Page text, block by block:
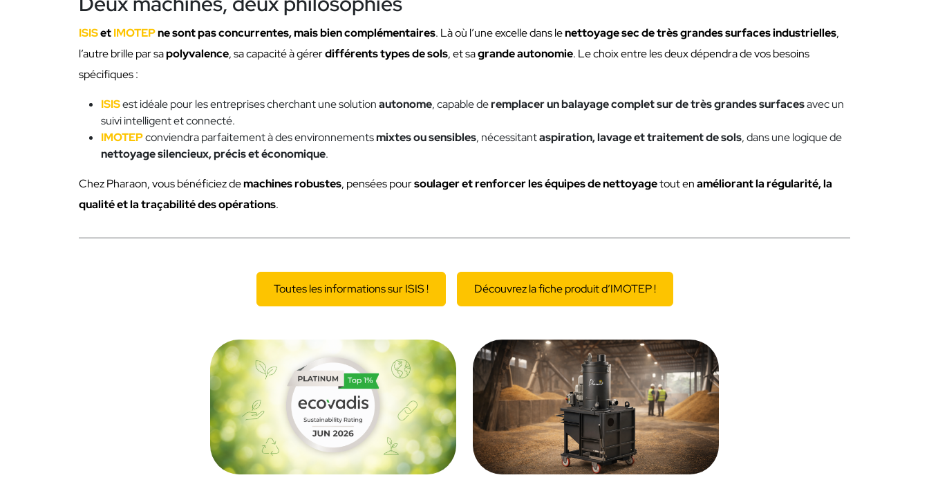
ISISetIMOTEPne sont pas concurrentes, mais bien complémentaires. Là où l’une excelle dans lenettoyage sec de très grandes surfaces industrielles,
l’autre brille par sapolyvalence, sa capacité à gérerdifférents types de sols, et sagrande autonomie. Le choix entre les deux dépendra de vos besoins
spécifiques :
ISISest idéale pour les entreprises cherchant une solutionautonome, capable deremplacer un balayage complet sur de très grandes surfacesavec un
suivi intelligent et connecté.
IMOTEPconviendra parfaitement à des environnementsmixtes ou sensibles, nécessitantaspiration, lavage et traitement de sols, dans une logique de
nettoyage silencieux, précis et économique.
Chez Pharaon, vous bénéficiez demachines robustes, pensées poursoulager et renforcer les équipes de nettoyagetout enaméliorant la régularité, la
qualité et la traçabilité des opérations.
Toutes les informations sur ISIS ! Découvrez la fiche produit d’IMOTEP !